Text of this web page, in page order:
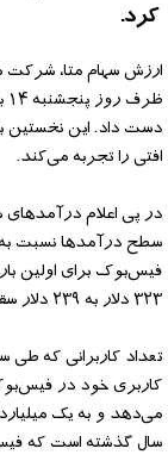
کرد.
دست داد. این نخستین
افتی را تجربه می‌کند.
سطح درآمدها نسبت
۳۲۳ دلار به ۲۳۹ دلار سقوط کرد.
تعداد کاربرانی که
کاربری خود در
سال گذشته است که